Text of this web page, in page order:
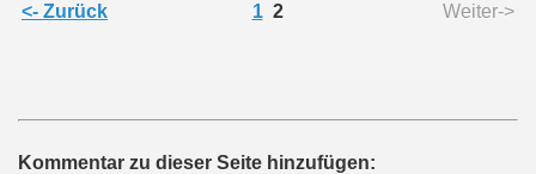
<- Zurück 1 2 Weiter->
Kommentar zu dieser Seite hinzufügen: